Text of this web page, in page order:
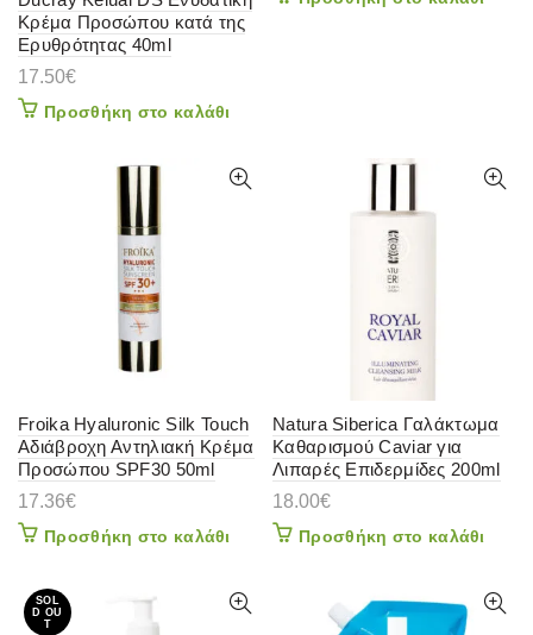
Κρέμα Προσώπου κατά της
Ερυθρότητας 40ml
17.50€
Προσθήκη στο καλάθι
Froika Hyaluronic Silk Touch
Αδιάβροχη Αντηλιακή Κρέμα
Προσώπου SPF30 50ml
17.36€
Προσθήκη στο καλάθι
Natura Siberica Γαλάκτωμα
Καθαρισμού Caviar για
Λιπαρές Επιδερμίδες 200ml
18.00€
Προσθήκη στο καλάθι
SOL
D OU
T